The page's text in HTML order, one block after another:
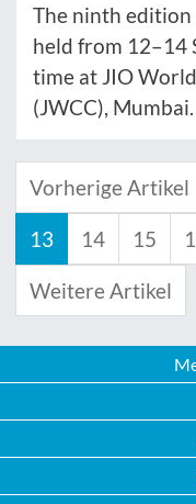
The ninth
held from 12–14
time at JIO
(JWCC), Mumbai.
Vorherige Artikel
13 14 15
Weitere Artikel